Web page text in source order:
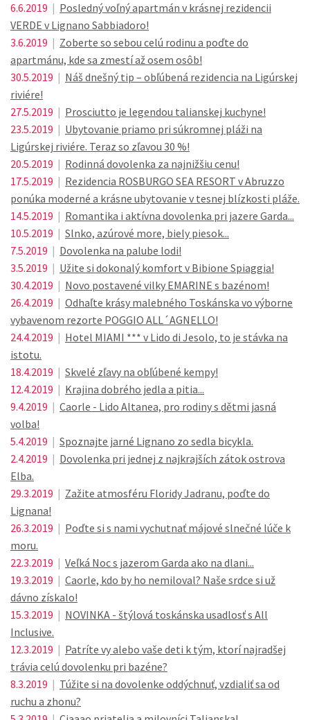
6.6.2019 | Posledný voľný apartmán v krásnej rezidencii
VERDE v Lignano Sabbiadoro!
3.6.2019 | Zoberte so sebou celú rodinu a poďte do
apartmánu, kde sa zmestí až osem osôb!
30.5.2019 | Náš dnešný tip – obľúbená rezidencia na Ligúrskej
riviére!
27.5.2019 | Prosciutto je legendou talianskej kuchyne!
23.5.2019 | Ubytovanie priamo pri súkromnej pláži na
Ligúrskej riviére. Teraz so zľavou 30 %!
20.5.2019 | Rodinná dovolenka za najnižšiu cenu!
17.5.2019 | Rezidencia ROSBURGO SEA RESORT v Abruzzo
ponúka moderné a krásne ubytovanie v tesnej blízkosti pláže.
14.5.2019 | Romantika i aktívna dovolenka pri jazere Garda...
10.5.2019 | Slnko, azúrové more, biely piesok...
7.5.2019 | Dovolenka na palube lodi!
3.5.2019 | Užite si dokonalý komfort v Bibione Spiaggia!
30.4.2019 | Novo postavené vilky EMARINE s bazénom!
26.4.2019 | Odhaľte krásy malebného Toskánska vo výborne
vybavenom rezorte POGGIO ALL´AGNELLO!
24.4.2019 | Hotel MIAMI *** v Lido di Jesolo, to je stávka na
istotu.
18.4.2019 | Skvelé zľavy na obľúbené kempy!
12.4.2019 | Krajina dobrého jedla a pitia...
9.4.2019 | Caorle - Lido Altanea, pro rodiny s dětmi jasná
volba!
5.4.2019 | Spoznajte jarné Lignano zo sedla bicykla.
2.4.2019 | Dovolenka pri jednej z najkrajších zátok ostrova
Elba.
29.3.2019 | Zažite atmosféru Floridy Jadranu, poďte do
Lignana!
26.3.2019 | Poďte si s nami vychutnať májové slnečné lúče k
moru.
22.3.2019 | Veľká Noc s jazerom Garda ako na dlani...
19.3.2019 | Caorle, kdo by ho nemiloval? Naše srdce si už
dávno získalo!
15.3.2019 | NOVINKA - štýlová toskánska usadlosť s All
Inclusive.
12.3.2019 | Patríte vy alebo vaše deti k tým, ktorí najradšej
trávia celú dovolenku pri bazéne?
8.3.2019 | Túžite si na dovolenke oddýchnuť, vzdialiť sa od
ruchu a zhonu?